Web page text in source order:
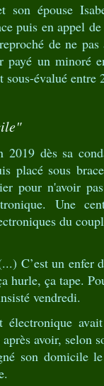
son épouse
puis en appel
de ne
payé un minoré
évalué entre
dès sa
placé sous
pour n'avoir
Une
du
C’est un enfer
hurle, ça tape.
vendredi.
avoir, selon
son domicile